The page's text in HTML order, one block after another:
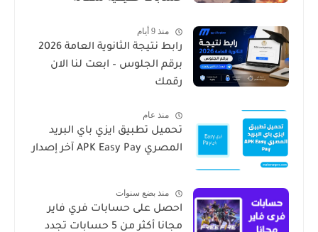
منذ 9 أيام
رابط نتيجة الثانوية العامة 2026
برقم الجلوس – ابعت لنا الان
رقمك
منذ عام
تحميل تطبيق ايزي باي البريد
المصري APK Easy Pay آخر إصدار
منذ بضع سنوات
احصل على حسابات فري فاير
مجانا أكثر من 5 حسابات تجدد